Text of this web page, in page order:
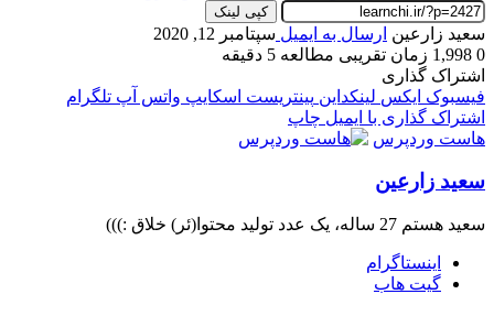
کپی لینک
سعید زارعین ارسال به ایمیل سپتامبر 12, 2020
0
زمان تقریبی مطالعه 5 دقیقه
اشتراک گذاری
فیسبوک ایکس لینکداین پینتریست اسکایپ واتس آپ تلگرام
اشتراک گذاری با ایمیل چاپ
هاست وردپرس
سعید زارعین
سعید هستم 27 ساله، یک عدد تولید محتوا(ئر) خلاق :)))
اینستاگرام
گیت ‌هاب